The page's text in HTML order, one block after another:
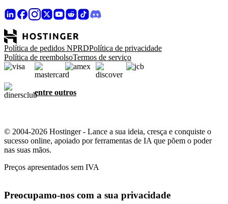
Política de pedidos NPRDPolítica de privacidade
Política de reembolsoTermos de serviço
entre outros
© 2004-2026 Hostinger - Lance a sua ideia, cresça e conquiste o
sucesso online, apoiado por ferramentas de IA que põem o poder
nas suas mãos.
Preços apresentados sem IVA
Preocupamo-nos com a sua privacidade